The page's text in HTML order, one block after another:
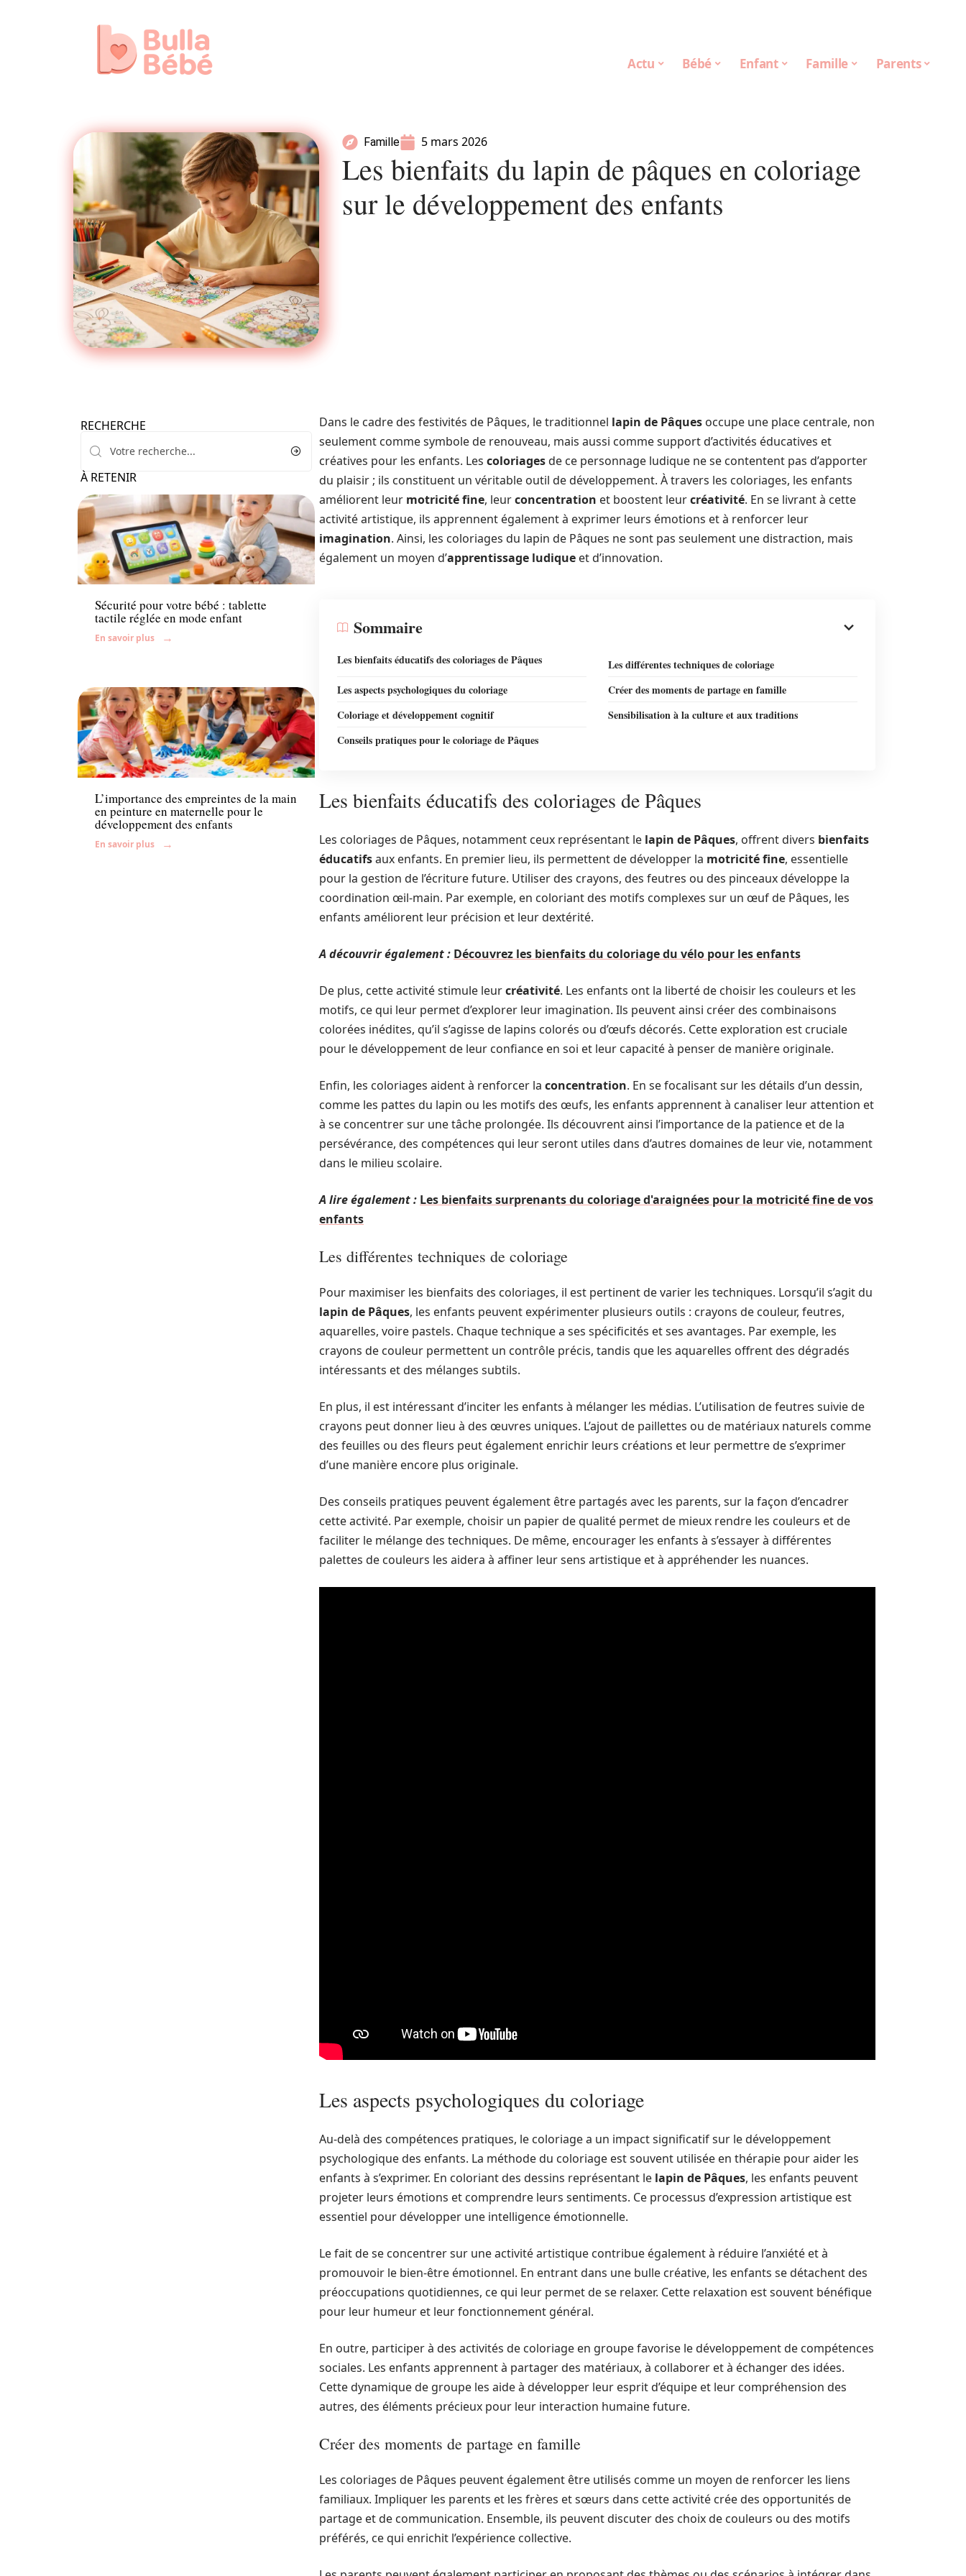
Actu Bébé Enfant Famille Parents
Famille 5 mars 2026
Les bienfaits du lapin de pâques en coloriage
sur le développement des enfants
RECHERCHE
À RETENIR
Enfant
Sécurité pour votre bébé : tablette
tactile réglée en mode enfant
En savoir plus
Enfant
L’importance des empreintes de la main
en peinture en maternelle pour le
développement des enfants
En savoir plus
Dans le cadre des festivités de Pâques, le traditionnel lapin de Pâques occupe une place centrale, non
seulement comme symbole de renouveau, mais aussi comme support d’activités éducatives et
créatives pour les enfants. Les coloriagesde ce personnage ludique ne se contentent pas d’apporter
du plaisir ; ils constituent un véritable outil de développement. À travers les coloriages, les enfants
améliorent leur motricité fine, leurconcentration et boostent leurcréativité. En se livrant à cette
activité artistique, ils apprennent également à exprimer leurs émotions et à renforcer leur
imagination. Ainsi, les coloriages du lapin de Pâques ne sont pas seulement une distraction, mais
également un moyen d’apprentissage ludique et d’innovation.
Sommaire
Les bienfaits éducatifs des coloriages de Pâques
Les différentes techniques de coloriage
Les aspects psychologiques du coloriage
Créer des moments de partage en famille
Coloriage et développement cognitif
Sensibilisation à la culture et aux traditions
Conseils pratiques pour le coloriage de Pâques
Les bienfaits éducatifs des coloriages de Pâques
Les coloriages de Pâques, notamment ceux représentant le lapin de Pâques, offrent divers bienfaits
éducatifsaux enfants. En premier lieu, ils permettent de développer la motricité fine, essentielle
pour la gestion de l’écriture future. Utiliser des crayons, des feutres ou des pinceaux développe la
coordination œil-main. Par exemple, en coloriant des motifs complexes sur un œuf de Pâques, les
enfants améliorent leur précision et leur dextérité.
A découvrir également : Découvrez les bienfaits du coloriage du vélo pour les enfants
De plus, cette activité stimule leurcréativité. Les enfants ont la liberté de choisir les couleurs et les
motifs, ce qui leur permet d’explorer leur imagination. Ils peuvent ainsi créer des combinaisons
colorées inédites, qu’il s’agisse de lapins colorés ou d’œufs décorés. Cette exploration est cruciale
pour le développement de leur confiance en soi et leur capacité à penser de manière originale.
Enfin, les coloriages aident à renforcer la concentration. En se focalisant sur les détails d’un dessin,
comme les pattes du lapin ou les motifs des œufs, les enfants apprennent à canaliser leur attention et
à se concentrer sur une tâche prolongée. Ils découvrent ainsi l’importance de la patience et de la
persévérance, des compétences qui leur seront utiles dans d’autres domaines de leur vie, notamment
dans le milieu scolaire.
A lire également : Les bienfaits surprenants du coloriage d'araignées pour la motricité fine de vos
enfants
Les différentes techniques de coloriage
Pour maximiser les bienfaits des coloriages, il est pertinent de varier les techniques. Lorsqu’il s’agit du
lapin de Pâques, les enfants peuvent expérimenter plusieurs outils : crayons de couleur, feutres,
aquarelles, voire pastels. Chaque technique a ses spécificités et ses avantages. Par exemple, les
crayons de couleur permettent un contrôle précis, tandis que les aquarelles offrent des dégradés
intéressants et des mélanges subtils.
En plus, il est intéressant d’inciter les enfants à mélanger les médias. L’utilisation de feutres suivie de
crayons peut donner lieu à des œuvres uniques. L’ajout de paillettes ou de matériaux naturels comme
des feuilles ou des fleurs peut également enrichir leurs créations et leur permettre de s’exprimer
d’une manière encore plus originale.
Des conseils pratiques peuvent également être partagés avec les parents, sur la façon d’encadrer
cette activité. Par exemple, choisir un papier de qualité permet de mieux rendre les couleurs et de
faciliter le mélange des techniques. De même, encourager les enfants à s’essayer à différentes
palettes de couleurs les aidera à affiner leur sens artistique et à appréhender les nuances.
Les aspects psychologiques du coloriage
Au-delà des compétences pratiques, le coloriage a un impact significatif sur le développement
psychologique des enfants. La méthode du coloriage est souvent utilisée en thérapie pour aider les
enfants à s’exprimer. En coloriant des dessins représentant le lapin de Pâques, les enfants peuvent
projeter leurs émotions et comprendre leurs sentiments. Ce processus d’expression artistique est
essentiel pour développer une intelligence émotionnelle.
Le fait de se concentrer sur une activité artistique contribue également à réduire l’anxiété et à
promouvoir le bien-être émotionnel. En entrant dans une bulle créative, les enfants se détachent des
préoccupations quotidiennes, ce qui leur permet de se relaxer. Cette relaxation est souvent bénéfique
pour leur humeur et leur fonctionnement général.
En outre, participer à des activités de coloriage en groupe favorise le développement de compétences
sociales. Les enfants apprennent à partager des matériaux, à collaborer et à échanger des idées.
Cette dynamique de groupe les aide à développer leur esprit d’équipe et leur compréhension des
autres, des éléments précieux pour leur interaction humaine future.
Créer des moments de partage en famille
Les coloriages de Pâques peuvent également être utilisés comme un moyen de renforcer les liens
familiaux. Impliquer les parents et les frères et sœurs dans cette activité crée des opportunités de
partage et de communication. Ensemble, ils peuvent discuter des choix de couleurs ou des motifs
préférés, ce qui enrichit l’expérience collective.